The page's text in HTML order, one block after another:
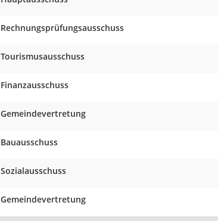
Rechnungsprüfungsausschuss
Tourismusausschuss
Finanzausschuss
Gemeindevertretung
Bauausschuss
Sozialausschuss
Gemeindevertretung